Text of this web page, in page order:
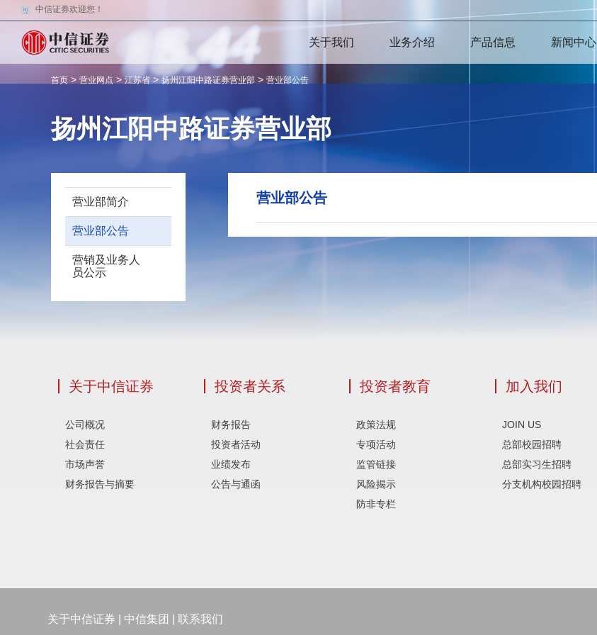
中信证券欢迎您！
关于我们 业务介绍 产品信息 新闻中心
首页 > 营业网点 >江苏省 >扬州江阳中路证券营业部 > 营业部公告
扬州江阳中路证券营业部
营业部简介
营业部公告
营销及业务人
员公示
营业部公告
关于中信证券
公司概况
社会责任
市场声誉
财务报告与摘要
投资者关系
财务报告
投资者活动
业绩发布
公告与通函
投资者教育
政策法规
专项活动
监管链接
风险揭示
防非专栏
加入我们
JOIN US
总部校园招聘
总部实习生招聘
分支机构校园招聘
关于中信证券 中信集团 |联系我们